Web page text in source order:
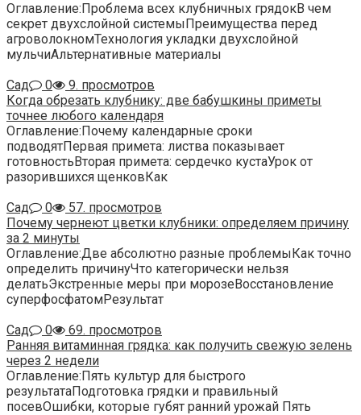
Оглавление:Проблема всех клубничных грядокВ чем
секрет двухслойной системыПреимущества перед
агроволокномТехнология укладки двухслойной
мульчиАльтернативные материалы
Сад
0
9. просмотров
Когда обрезать клубнику: две бабушкины приметы
точнее любого календаря
Оглавление:Почему календарные сроки
подводятПервая примета: листва показывает
готовностьВторая примета: сердечко кустаУрок от
разорившихся щенковКак
Сад
0
57. просмотров
Почему чернеют цветки клубники: определяем причину
за 2 минуты
Оглавление:Две абсолютно разные проблемыКак точно
определить причинуЧто категорически нельзя
делатьЭкстренные меры при морозеВосстановление
суперфосфатомРезультат
Сад
0
69. просмотров
Ранняя витаминная грядка: как получить свежую зелень
через 2 недели
Оглавление:Пять культур для быстрого
результатаПодготовка грядки и правильный
посевОшибки, которые губят ранний урожай Пять